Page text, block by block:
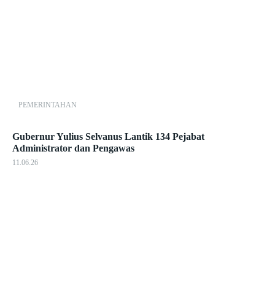
PEMERINTAHAN
Gubernur Yulius Selvanus Lantik 134 Pejabat
Administrator dan Pengawas
11.06.26